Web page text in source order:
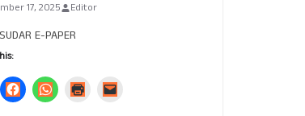
17, 2025 Editor
E-PAPER